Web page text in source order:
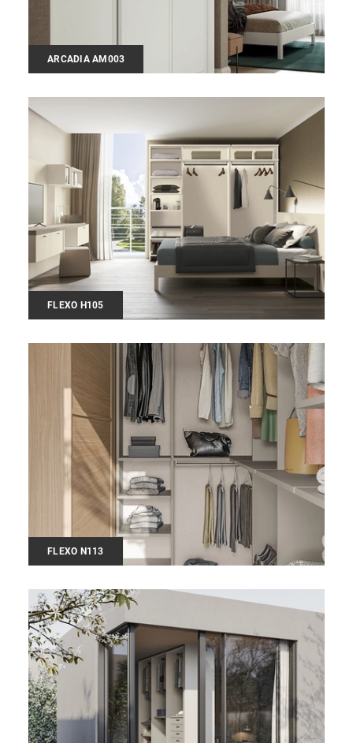
ARCADIA AM003
FLEXO H105
FLEXO N113